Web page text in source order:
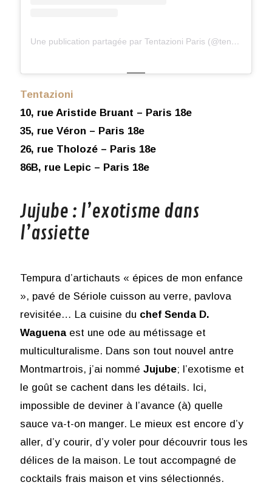
Une publication partagée par Tentazioni Paris (@tentazioniparis)
Tentazioni
10, rue Aristide Bruant – Paris 18e
35, rue Véron – Paris 18e
26, rue Tholozé – Paris 18e
86B, rue Lepic – Paris 18e
Jujube : l’exotisme dans
l’assiette
Tempura d’artichauts « épices de mon enfance
», pavé de Sériole cuisson au verre, pavlova
revisitée… La cuisine du chef Senda D.
Waguenaest une ode au métissage et
multiculturalisme. Dans son tout nouvel antre
Montmartrois, j’ai nommé Jujube; l’exotisme et
le goût se cachent dans les détails. Ici,
impossible de deviner à l’avance (à) quelle
sauce va-t-on manger. Le mieux est encore d’y
aller, d’y courir, d’y voler pour découvrir tous les
délices de la maison. Le tout accompagné de
cocktails frais maison et vins sélectionnés.